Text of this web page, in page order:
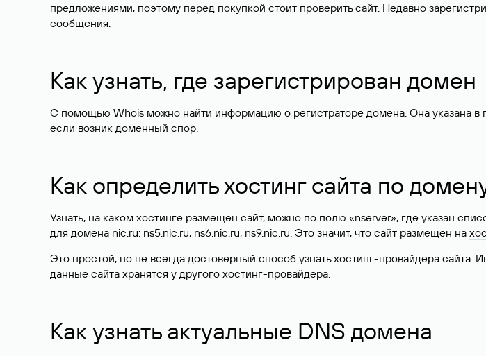
предложениями, поэтому перед покупкой стоит проверить сайт. Недавно
сообщения.
Как узнать, где зарегистрирован домен
С помощью Whois можно найти информацию о регистраторе домена. Она указана в
если возник доменный спор.
Как определить хостинг сайта по
Узнать, на каком хостинге размещен сайт, можно по полю «nserver», где указан
для домена nic.ru: ns5.nic.ru, ns6.nic.ru, ns9.nic.ru. Это значит, что сайт размещен на
Это простой, но не всегда достоверный способ узнать хостинг-провайдера
данные сайта хранятся у другого хостинг-провайдера.
Как узнать актуальные DNS домена